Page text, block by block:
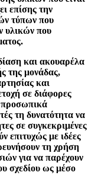
επίσης την
τύπων που
υλικών που
και ακουαρέλα
της μονάδας,
και
σε διάφορες
προσωπικά
τη δυνατότητα να
σε συγκεκριμένες
επιτυχώς με ιδέες
τη χρήση
για να παρέχουν
σχεδίου ως μέσο